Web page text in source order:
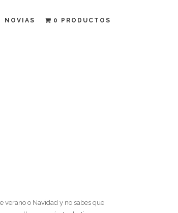
NOVIAS 0 PRODUCTOS
verano o Navidad y no sabes que